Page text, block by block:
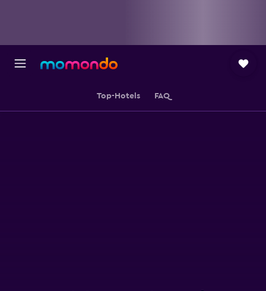
Top-Hotels FAQ